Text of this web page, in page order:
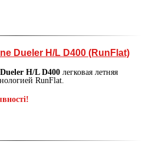
Dueler H/L D400 (RunFlat)
H/L D400 легковая летняя
RunFlat.